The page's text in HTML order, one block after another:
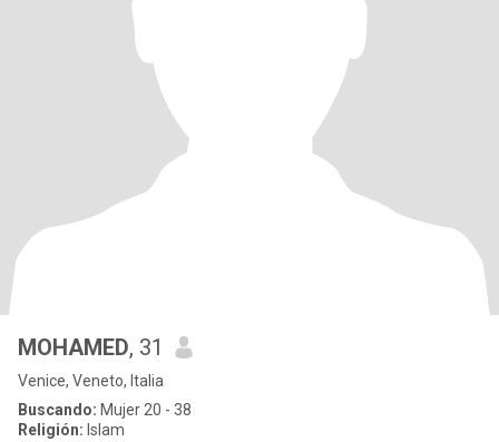
MOHAMED, 31
Venice, Veneto, Italia
Buscando: Mujer 20 - 38
Religión: Islam